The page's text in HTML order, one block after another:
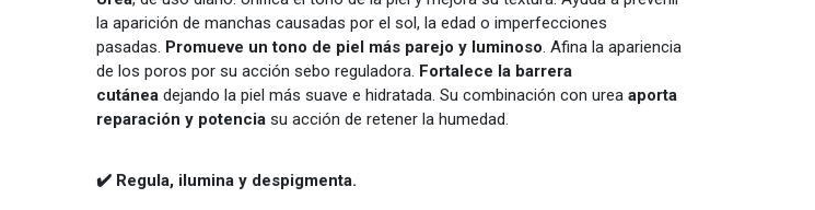
la aparición de manchas causadas por el sol, la edad o imperfecciones
pasadas. Promueve un tono de piel más parejo y luminoso. Afina la apariencia
de los poros por su acción sebo reguladora. Fortalece la barrera
cutánea dejando la piel más suave e hidratada. Su combinación con urea aporta
reparación y potencia su acción de retener la humedad.
✔️ Regula, ilumina y despigmenta.